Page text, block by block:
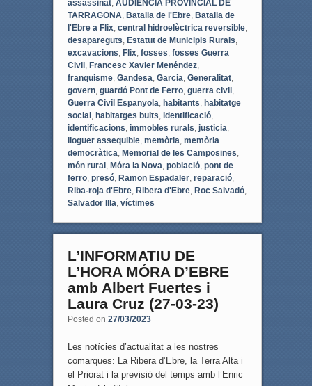
assassinat, AUDIÈNCIA PROVINCIAL DE
TARRAGONA, Batalla de l'Ebre, Batalla de
l'Ebre a Flix, central hidroelèctrica reversible,
desapareguts, Estatut de Municipis Rurals,
excavacions, Flix, fosses, fosses Guerra
Civil , Francesc Xavier Menéndez,
franquisme, Gandesa, Garcia, Generalitat,
govern, guardó Pont de Ferro, guerra civil ,
Guerra Civil Espanyola, habitants, habitatge
social , habitatges buits, identificació,
identificacions, immobles rurals, justicia,
lloguer assequible, memòria, memòria
democràtica, Memorial de les Camposines,
món rural , Móra la Nova, població, pont de
ferro, presó, Ramon Espadaler, reparació,
Riba-roja d'Ebre, Ribera d'Ebre, Roc Salvadó,
Salvador Illa, víctimes
L’INFORMATIU DE
L’HORA MÓRA D’EBRE
amb Albert Fuertes i
Laura Cruz (27-03-23)
Posted on 27/03/2023
Les notícies d’actualitat a les nostres
comarques: La Ribera d’Ebre, la Terra Alta i
el Priorat i la previsió del temps amb l’Enric